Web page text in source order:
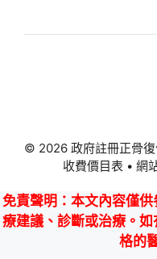
© 2026 政府註冊正骨
收費價目表 • 網
免責聲明 ：本文內容僅
療建議、診斷或治療。
格的